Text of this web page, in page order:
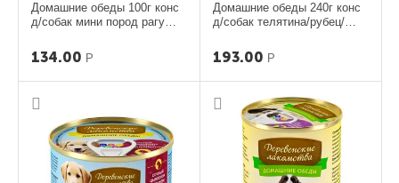
Домашние обеды 100г конс
д/собак мини пород рагу
134.00 Р
Домашние обеды 240г конс
д/собак телятина/рубец/
193.00 Р